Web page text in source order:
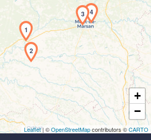
Chargement de la carte en cours...
1
2
3 4
+
−
Leaflet| ©OpenStreetMapcontributors ©CARTO